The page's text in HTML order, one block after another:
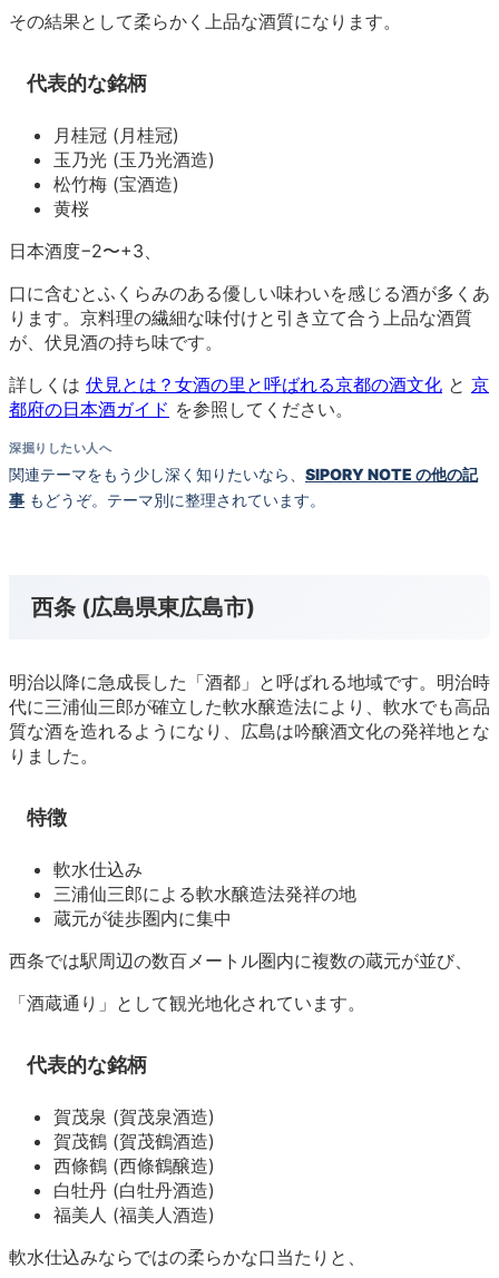
その結果として柔らかく上品な酒質になります。
代表的な銘柄
月桂冠 (月桂冠)
玉乃光 (玉乃光酒造)
松竹梅 (宝酒造)
黄桜
日本酒度−2〜+3、
口に含むとふくらみのある優しい味わいを感じる酒が多くあ
ります。京料理の繊細な味付けと引き立て合う上品な酒質
が、伏見酒の持ち味です。
詳しくは 伏見とは？女酒の里と呼ばれる京都の酒文化 と 京
都府の日本酒ガイド を参照してください。
深掘りしたい人へ
関連テーマをもう少し深く知りたいなら、 SIPORY NOTE の他の記
事 もどうぞ。テーマ別に整理されています。
西条 (広島県東広島市)
明治以降に急成長した「酒都」と呼ばれる地域です。明治時
代に三浦仙三郎が確立した軟水醸造法により、軟水でも高品
質な酒を造れるようになり、広島は吟醸酒文化の発祥地とな
りました。
特徴
軟水仕込み
三浦仙三郎による軟水醸造法発祥の地
蔵元が徒歩圏内に集中
西条では駅周辺の数百メートル圏内に複数の蔵元が並び、
「酒蔵通り」として観光地化されています。
代表的な銘柄
賀茂泉 (賀茂泉酒造)
賀茂鶴 (賀茂鶴酒造)
西條鶴 (西條鶴醸造)
白牡丹 (白牡丹酒造)
福美人 (福美人酒造)
軟水仕込みならではの柔らかな口当たりと、